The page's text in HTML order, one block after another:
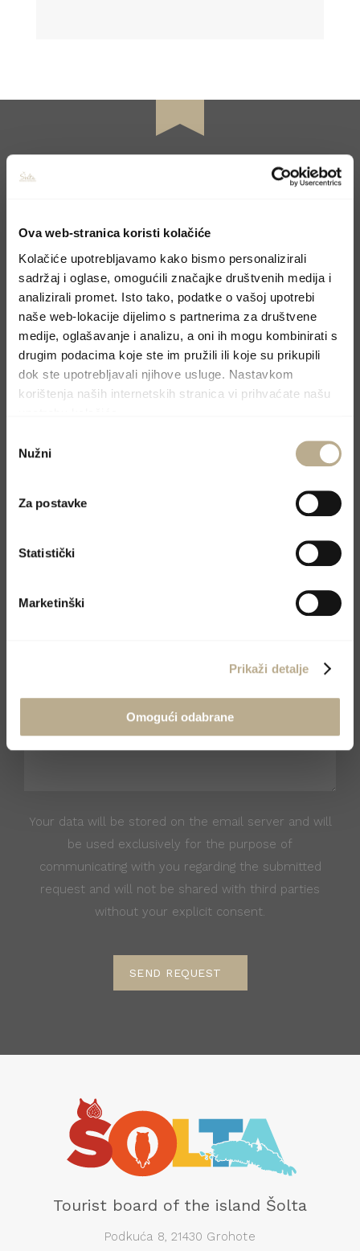
Ova web-stranica koristi kolačiće
Kolačiće upotrebljavamo kako bismo personalizirali
sadržaj i oglase, omogućili značajke društvenih medija i
analizirali promet. Isto tako, podatke o vašoj upotrebi
naše web-lokacije dijelimo s partnerima za društvene
medije, oglašavanje i analizu, a oni ih mogu kombinirati s
drugim podacima koje ste im pružili ili koje su prikupili
dok ste upotrebljavali njihove usluge. Nastavkom
korištenja naših internetskih stranica vi prihvaćate našu
pristanka
Nužni
Za postavke
Statistički
Marketinški
Prikaži detalje
Omogući odabrane
Book your holiday
Molimo, pošaljite upit preko kontakt forme i
odgovoriti ćemo u najskorijem mogućem
roku.
Your data will be stored on the email server and will
be used exclusively for the purpose of
communicating with you regarding the submitted
request and will not be shared with third parties
without your explicit consent.
SEND REQUEST
Tourist board of the island Šolta
Podkuća 8, 21430 Grohote